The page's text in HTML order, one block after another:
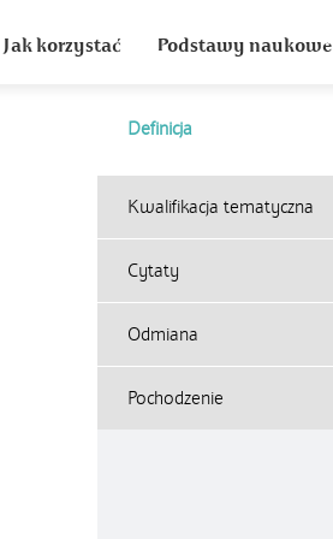
Jak korzystać Podstawy naukowe
Definicja
Kwalifikacja tematyczna
Cytaty
Odmiana
Pochodzenie